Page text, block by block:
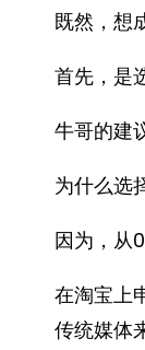
既然，想
首先，是
牛哥的建
为什么选
因为，从
在淘宝上
传统媒体